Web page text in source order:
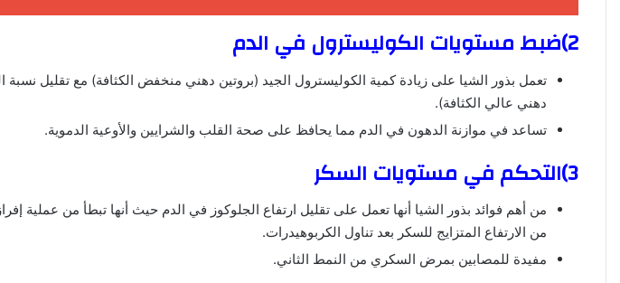
2)ضبط مستويات الكوليسترول في الدم
تعمل بذور الشيا على زيادة كمية الكوليسترول الجيد (بروتين دهني منخفض الكثافة) مع تقليل نسبة
دهني عالي الكثافة).
تساعد في موازنة الدهون في الدم مما يحافظ على صحة القلب والشرايين والأوعية الدموية.
3)التحكم في مستويات السكر
من أهم فوائد بذور الشيا أنها تعمل على تقليل ارتفاع الجلوكوز في الدم حيث أنها تبطأ من عملية
من الارتفاع المتزايج للسكر بعد تناول الكربوهيدرات.
مفيدة للمصابين بمرض السكري من النمط الثاني.